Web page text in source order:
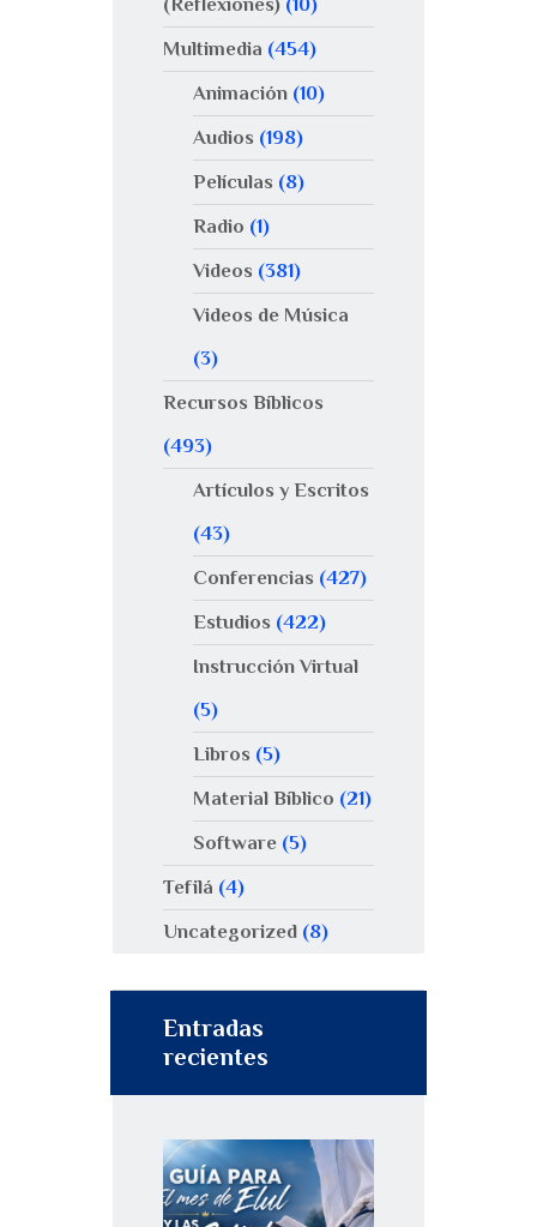
Multimedia (454)
Animación(10)
Audios (198)
Películas (8)
Radio (1)
Videos (381)
Videos de Música
(3)
Recursos Bíblicos
(493)
Artículos y Escritos
(43)
Conferencias (427)
Estudios (422)
Instrucción Virtual
(5)
Libros (5)
Material Bíblico (21)
Software(5)
Tefilá (4)
Uncategorized (8)
Entradas
recientes